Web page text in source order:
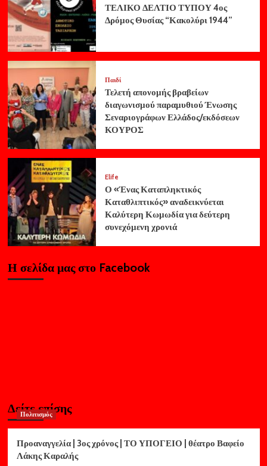
ΤΕΛΙΚΟ ΔΕΛΤΙΟ ΤΥΠΟΥ 4ος
Δρόμος Θυσίας “Κακολύρι 1944”
Παιδί
Τελετή απονομής βραβείων
διαγωνισμού παραμυθιού Ένωσης
Σεναριογράφων Ελλάδος/εκδόσεων
ΚΟΥΡΟΣ
Elife
Ο «Ένας Καταπληκτικός
Καταθλιπτικός» αναδεικνύεται
Καλύτερη Κωμωδία για δεύτερη
συνεχόμενη χρονιά
Η σελίδα μας στο Facebook
Δείτε επίσης
Πολιτισμός
Προαναγγελία | 3ος χρόνος | ΤΟ ΥΠΟΓΕΙΟ | θέατρο Βαφείο
Λάκης Καραλής